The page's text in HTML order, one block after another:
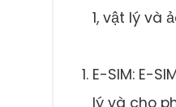
1, vật lý và
E-SIM: E-